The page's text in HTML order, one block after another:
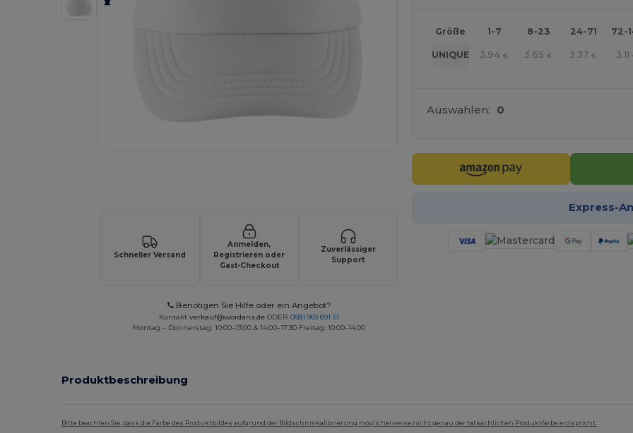
Schneller Versand
Anmelden,
Registrieren oder
Gast-Checkout
Zuverlässiger
Support
Benötigen Sie Hilfe oder ein Angebot?
Kontaktverkauf@wordans.de ODER0681 969 891 51
Montag – Donnerstag: 10:00–13:00 & 14:00–17:30 Freitag: 10:00–14:00
Größe 1-7 8-23 24-71 72-
UNIQUE 3.94 € 3.65 € 3.37 € 3.11
Auswahlen: 0
Express-
Produktbeschreibung
Bitte beachten Sie, dass die Farbe des Produktbildes aufgrund der Bildschirmkalibrierung möglicherweise nicht genau der tatsächlichen Produktfarbe entspricht.